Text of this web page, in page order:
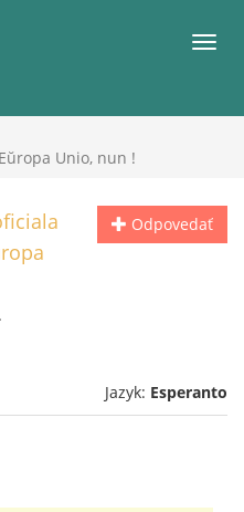
Unio, nun !
Odpovedať
Jazyk: Esperanto